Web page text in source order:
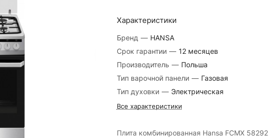
Характеристики
Бренд — HANSA
Срок гарантии — 12 месяцев
Производитель — Польша
Тип варочной панели — Газовая
Тип духовки — Электрическая
Все характеристики
Плита комбинированная Hansa FCMX 58292